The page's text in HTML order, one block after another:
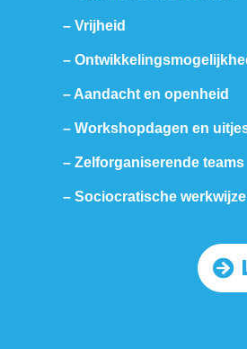
– Vrijheid
–
– Aandacht en openheid
– Workshopdagen en
– Zelforganiserende teams
– Sociocratische werkwijze